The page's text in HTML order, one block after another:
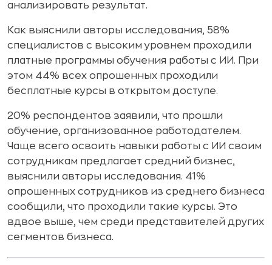
анализировать результат.
Как выяснили авторы исследования, 58%
специалистов с высоким уровнем проходили
платные программы обучения работы с ИИ. При
этом 44% всех опрошенных проходили
бесплатные курсы в открытом доступе.
20% респондентов заявили, что прошли
обучение, организованное работодателем.
Чаще всего освоить навыки работы с ИИ своим
сотрудникам предлагает средний бизнес,
выяснили авторы исследования. 41%
опрошенных сотрудников из среднего бизнеса
сообщили, что проходили такие курсы. Это
вдвое выше, чем среди представителей других
сегментов бизнеса.